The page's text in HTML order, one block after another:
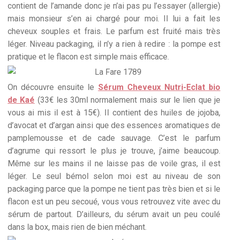
contient de l’amande donc je n’ai pas pu l’essayer (allergie)
mais monsieur s’en ai chargé pour moi. Il lui a fait les
cheveux souples et frais. Le parfum est fruité mais très
léger. Niveau packaging, il n’y a rien à redire : la pompe est
pratique et le flacon est simple mais efficace.
On découvre ensuite le Sérum Cheveux Nutri-Eclat bio
de Kaé (33€ les 30ml normalement mais sur le lien que je
vous ai mis il est à 15€). Il contient des huiles de jojoba,
d’avocat et d’argan ainsi que des essences aromatiques de
pamplemousse et de cade sauvage. C’est le parfum
d’agrume qui ressort le plus je trouve, j’aime beaucoup.
Même sur les mains il ne laisse pas de voile gras, il est
léger. Le seul bémol selon moi est au niveau de son
packaging parce que la pompe ne tient pas très bien et si le
flacon est un peu secoué, vous vous retrouvez vite avec du
sérum de partout. D’ailleurs, du sérum avait un peu coulé
dans la box, mais rien de bien méchant.